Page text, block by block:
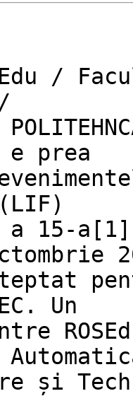
/
e prea
15-
Un
și Tech